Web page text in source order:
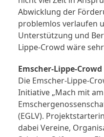
Abwicklung der
problemlos verlaufen
Unterstützung und
Lippe-Crowd wäre
Emscher-Lippe-Crowd
Die Emscher-Lippe-
Initiative „Mach mit am
(EGLV).
dabei Vereine,